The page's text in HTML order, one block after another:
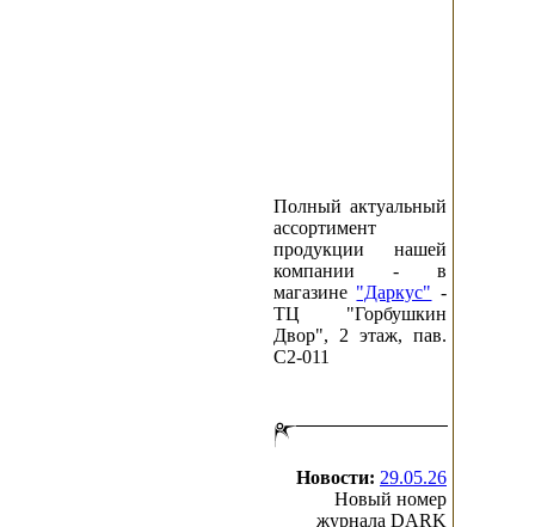
Полный актуальный
ассортимент
продукции нашей
компании - в
магазине "Даркус" -
ТЦ "Горбушкин
Двор", 2 этаж, пав.
C2-011
Новости: 29.05.26
Новый номер
журнала DARK